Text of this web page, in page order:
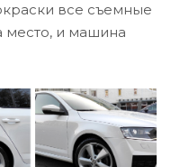
все съемные
место, и машина